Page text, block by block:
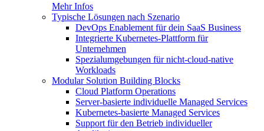
Mehr Infos
Typische Lösungen nach Szenario
DevOps Enablement für dein SaaS Business
Integrierte Kubernetes-Plattform für
Unternehmen
Spezialumgebungen für nicht-cloud-native
Workloads
Modular Solution Building Blocks
Cloud Platform Operations
Server-basierte individuelle Managed Services
Kubernetes-basierte Managed Services
Support für den Betrieb individueller